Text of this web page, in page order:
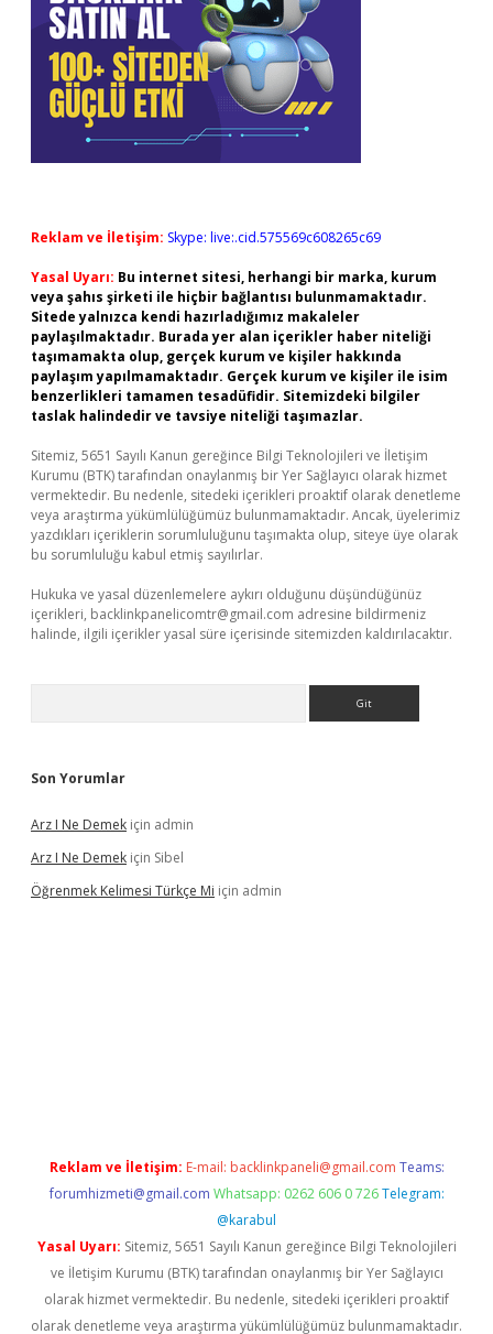
Reklam ve İletişim: Skype: live:.cid.575569c608265c69
Yasal Uyarı: Bu internet sitesi, herhangi bir marka, kurum
veya şahıs şirketi ile hiçbir bağlantısı bulunmamaktadır.
Sitede yalnızca kendi hazırladığımız makaleler
paylaşılmaktadır. Burada yer alan içerikler haber niteliği
taşımamakta olup, gerçek kurum ve kişiler hakkında
paylaşım yapılmamaktadır. Gerçek kurum ve kişiler ile isim
benzerlikleri tamamen tesadüfidir. Sitemizdeki bilgiler
taslak halindedir ve tavsiye niteliği taşımazlar.
Sitemiz, 5651 Sayılı Kanun gereğince Bilgi Teknolojileri ve İletişim
Kurumu (BTK) tarafından onaylanmış bir Yer Sağlayıcı olarak hizmet
vermektedir. Bu nedenle, sitedeki içerikleri proaktif olarak denetleme
veya araştırma yükümlülüğümüz bulunmamaktadır. Ancak, üyelerimiz
yazdıkları içeriklerin sorumluluğunu taşımakta olup, siteye üye olarak
bu sorumluluğu kabul etmiş sayılırlar.
Hukuka ve yasal düzenlemelere aykırı olduğunu düşündüğünüz
içerikleri, backlinkpanelicomtr@gmail.com adresine bildirmeniz
halinde, ilgili içerikler yasal süre içerisinde sitemizden kaldırılacaktır.
Son Yorumlar
Arz I Ne Demek için admin
Arz I Ne Demek için Sibel
Öğrenmek Kelimesi Türkçe Mi için admin
Reklam ve İletişim: E-mail: backlinkpaneli@gmail.com Teams:
forumhizmeti@gmail.com Whatsapp: 0262 606 0 726 Telegram:
@karabul
Yasal Uyarı: Sitemiz, 5651 Sayılı Kanun gereğince Bilgi Teknolojileri
ve İletişim Kurumu (BTK) tarafından onaylanmış bir Yer Sağlayıcı
olarak hizmet vermektedir. Bu nedenle, sitedeki içerikleri proaktif
olarak denetleme veya araştırma yükümlülüğümüz bulunmamaktadır.